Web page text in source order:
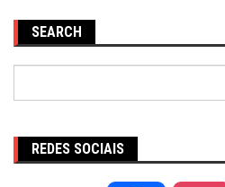
SEARCH
REDES SOCIAIS